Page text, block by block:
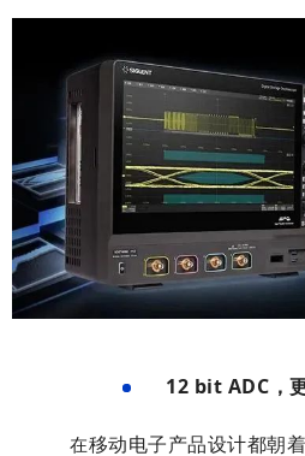
条
上
设
置
固
定
宽
高
，
背
景
设
置
12 bit ADC，
在移动电子产品设计都朝